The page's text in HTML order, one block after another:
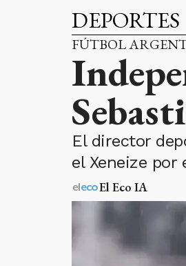
DEPORTES
FÚTBOL
El director
el Xeneize
El Eco IA